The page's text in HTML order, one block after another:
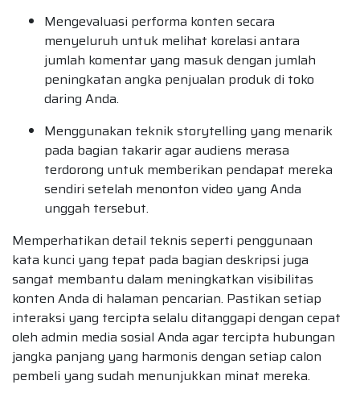
Mengevaluasi performa konten secara
menyeluruh untuk melihat korelasi antara
jumlah komentar yang masuk dengan jumlah
peningkatan angka penjualan produk di toko
daring Anda.
Menggunakan teknik storytelling yang menarik
pada bagian takarir agar audiens merasa
terdorong untuk memberikan pendapat mereka
sendiri setelah menonton video yang Anda
unggah tersebut.
Memperhatikan detail teknis seperti penggunaan
kata kunci yang tepat pada bagian deskripsi juga
sangat membantu dalam meningkatkan visibilitas
konten Anda di halaman pencarian. Pastikan setiap
interaksi yang tercipta selalu ditanggapi dengan cepat
oleh admin media sosial Anda agar tercipta hubungan
jangka panjang yang harmonis dengan setiap calon
pembeli yang sudah menunjukkan minat mereka.